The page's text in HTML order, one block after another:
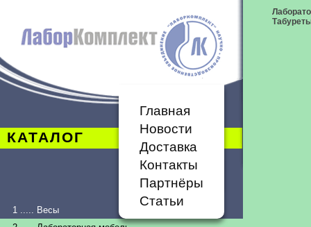
КАТАЛОГ
Главная
Новости
Доставка
Контакты
Партнёры
Статьи
1 ..... Весы